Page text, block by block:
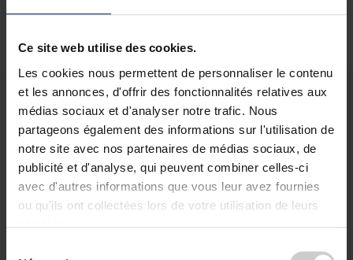
Ce site web utilise des cookies.
Les cookies nous permettent de personnaliser le contenu
et les annonces, d'offrir des fonctionnalités relatives aux
médias sociaux et d'analyser notre trafic. Nous
partageons également des informations sur l'utilisation de
notre site avec nos partenaires de médias sociaux, de
publicité et d'analyse, qui peuvent combiner celles-ci
avec d'autres informations que vous leur avez fournies
ou qu'ils ont collectées lors de votre utilisation de leurs
services.